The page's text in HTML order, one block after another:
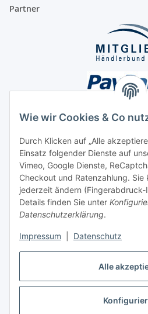
Alle
Wie wir Cookies & Co
Durch Klicken auf „Alle
Einsatz folgender Dienste auf
Vimeo, Google Dienste,
Checkout und Ratenzahlung. Sie
jederzeit ändern
Details finden Sie unter
Datenschutzerklärung.
Impressum Datenschutz
Partner
Unsere Seiten
Social Media
Vertrag
* Alle Preise inkl. gesetzlicher USt., **